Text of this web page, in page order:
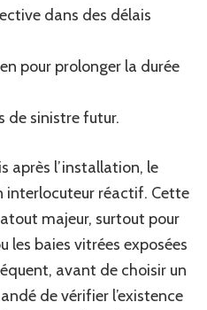
dans des délais
pour prolonger la durée
de sinistre futur.
après l’installation, le
interlocuteur réactif. Cette
majeur, surtout pour
les baies vitrées exposées
avant de choisir un
de vérifier l’existence